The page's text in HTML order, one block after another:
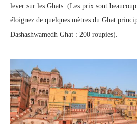
lever sur les Ghats. (Les prix sont
éloignez de quelques mètres du Ghat
Dashashwamedh Ghat : 200 roupies).